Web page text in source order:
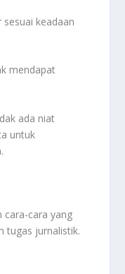
keadaan
mendapat
ada niat
untuk
cara-cara yang
tugas jurnalistik.